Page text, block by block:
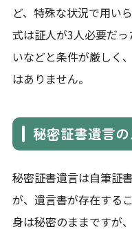
ど、特殊な状況で用い
式は証人が3人必要だ
いなどと条件が厳しく
はありません。
秘密証書遺言
秘密証書遺言は自筆証
が、遺言書が存在する
身は秘密のままですが